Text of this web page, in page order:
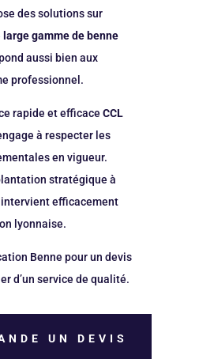
des solutions sur
large gamme de benne
aussi bien aux
professionnel.
rapide et efficace CCL
à respecter les
en vigueur.
stratégique à
intervient efficacement
lyonnaise.
Benne pour un devis
d’un service de qualité.
UN DEVIS